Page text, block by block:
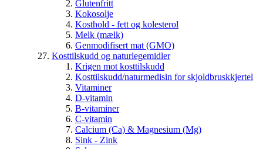
Glutenfritt
Kokosolje
Kosthold - fett og kolesterol
Melk (mælk)
Genmodifisert mat (GMO)
Kosttilskudd og naturlegemidler
Krigen mot kosttilskudd
Kosttilskudd/naturmedisin for skjoldbruskkjertel
Vitaminer
D-vitamin
B-vitaminer
C-vitamin
Calcium (Ca) & Magnesium (Mg)
Sink - Zink